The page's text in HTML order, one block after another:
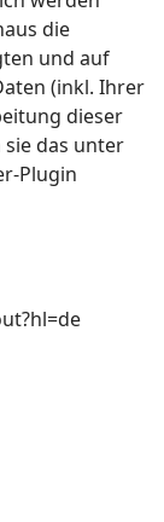
die
und auf
(inkl. Ihrer
dieser
das unter
Plugin